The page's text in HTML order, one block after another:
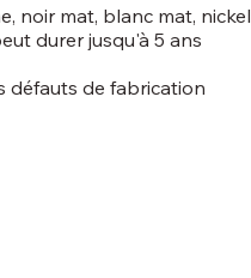
noir mat, blanc mat,
durer jusqu'à 5 ans
défauts de fabrication